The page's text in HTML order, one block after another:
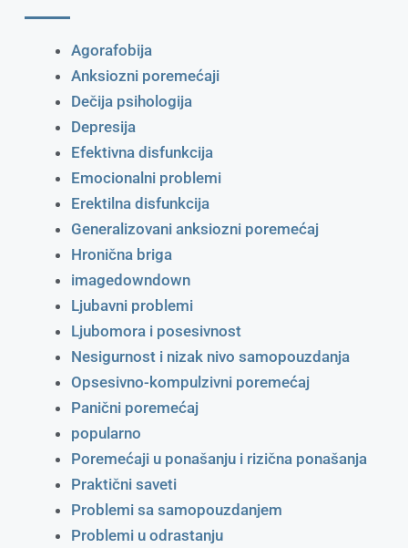
Agorafobija
Anksiozni poremećaji
Dečija psihologija
Depresija
Efektivna disfunkcija
Emocionalni problemi
Erektilna disfunkcija
Generalizovani anksiozni poremećaj
Hronična briga
imagedowndown
Ljubavni problemi
Ljubomora i posesivnost
Nesigurnost i nizak nivo samopouzdanja
Opsesivno-kompulzivni poremećaj
Panični poremećaj
popularno
Poremećaji u ponašanju i rizična ponašanja
Praktični saveti
Problemi sa samopouzdanjem
Problemi u odrastanju